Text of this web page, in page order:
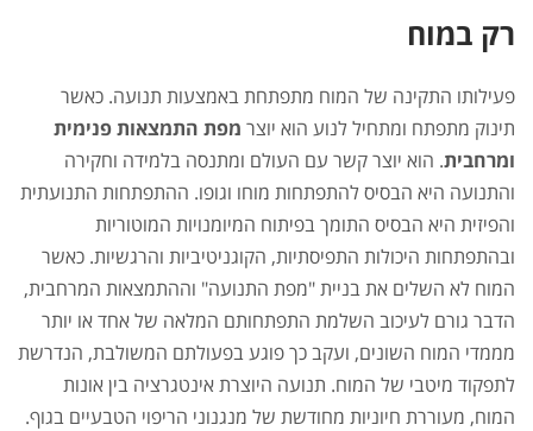
רק במוח
פעילותו התקינה של המוח מתפתחת באמצעות תנועה. כאשר
תינוק מתפתח ומתחיל לנוע הוא יוצר מפת התמצאות פנימית
ומרחבית. הוא יוצר קשר עם העולם ומתנסה בלמידה וחקירה
והתנועה היא הבסיס להתפתחות מוחו וגופו. ההתפתחות התנועתית
והפיזית היא הבסיס התומך בפיתוח המיומנויות המוטוריות
ובהתפתחות היכולות התפיסתיות, הקוגניטיביות והרגשיות. כאשר
המוח לא השלים את בניית "מפת התנועה" וההתמצאות המרחבית,
הדבר גורם לעיכוב השלמת התפתחותם המלאה של אחד או יותר
מממדי המוח השונים, ועקב כך פוגע בפעולתם המשולבת, הנדרשת
לתפקוד מיטבי של המוח. תנועה היוצרת אינטגרציה בין אונות
המוח, מעוררת חיוניות מחודשת של מנגנוני הריפוי הטבעיים בגוף.